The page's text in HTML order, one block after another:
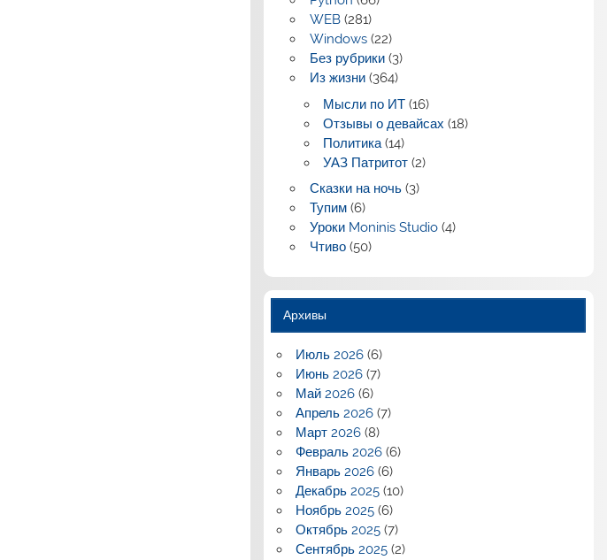
WEB(281)
Windows(22)
Без рубрики(3)
Из жизни(364)
Мысли по ИТ(16)
Отзывы о девайсах (18)
Политика(14)
УАЗ Патритот(2)
Сказки на ночь(3)
Тупим(6)
Уроки Moninis Studio(4)
Чтиво(50)
Архивы
Июль 2026 (6)
Июнь 2026 (7)
Май 2026 (6)
Апрель 2026 (7)
Март 2026 (8)
Февраль 2026 (6)
Январь 2026 (6)
Декабрь 2025 (10)
Ноябрь 2025 (6)
Октябрь 2025 (7)
Сентябрь 2025 (2)